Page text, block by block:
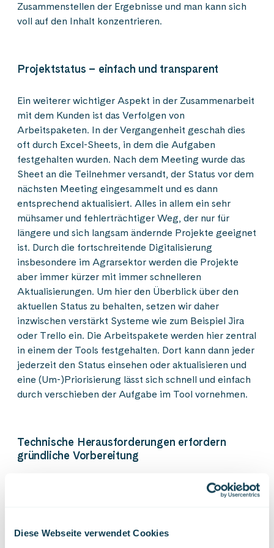
Diese Webseite verwendet Cookies
Zusammenstellen der Ergebnisse und man kann sich
voll auf den Inhalt konzentrieren.
Projektstatus – einfach und transparent
Ein weiterer wichtiger Aspekt in der Zusammenarbeit
mit dem Kunden ist das Verfolgen von
Arbeitspaketen. In der Vergangenheit geschah dies
oft durch Excel-Sheets, in dem die Aufgaben
festgehalten wurden. Nach dem Meeting wurde das
Sheet an die Teilnehmer versandt, der Status vor dem
nächsten Meeting eingesammelt und es dann
entsprechend aktualisiert. Alles in allem ein sehr
mühsamer und fehlerträchtiger Weg, der nur für
längere und sich langsam ändernde Projekte geeignet
ist. Durch die fortschreitende Digitalisierung
insbesondere im Agrarsektor werden die Projekte
aber immer kürzer mit immer schnelleren
Aktualisierungen. Um hier den Überblick über den
aktuellen Status zu behalten, setzen wir daher
inzwischen verstärkt Systeme wie zum Beispiel Jira
oder Trello ein. Die Arbeitspakete werden hier zentral
in einem der Tools festgehalten. Dort kann dann jeder
jederzeit den Status einsehen oder aktualisieren und
eine (Um-)Priorisierung lässt sich schnell und einfach
durch verschieben der Aufgabe im Tool vornehmen.
Technische Herausforderungen erfordern
gründliche Vorbereitung
vor vielfältige technische Herausforderungen stellt.